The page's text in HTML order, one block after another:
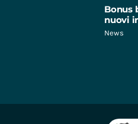
Bonus
nuovi
News